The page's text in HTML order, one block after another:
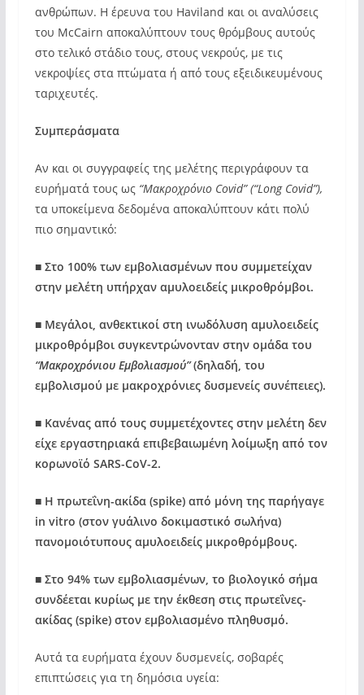
ανθρώπων. Η έρευνα του Haviland και οι αναλύσεις
του McCairn αποκαλύπτουν τους θρόμβους αυτούς
στο τελικό στάδιο τους, στους νεκρούς, με τις
νεκροψίες στα πτώματα ή από τους εξειδικευμένους
ταριχευτές.
Συμπεράσματα
Αν και οι συγγραφείς της μελέτης περιγράφουν τα
ευρήματά τους ως “Μακροχρόνιο Covid” (“Long Covid”),
τα υποκείμενα δεδομένα αποκαλύπτουν κάτι πολύ
πιο σημαντικό:
■ Στο 100% των εμβολιασμένων που συμμετείχαν
στην μελέτη υπήρχαν αμυλοειδείς μικροθρόμβοι.
■ Μεγάλοι, ανθεκτικοί στη ινωδόλυση αμυλοειδείς
μικροθρόμβοι συγκεντρώνονταν στην ομάδα του
“Μακροχρόνιου Εμβολιασμού”(δηλαδή, του
εμβολισμού με μακροχρόνιες δυσμενείς συνέπειες).
■ Κανένας από τους συμμετέχοντες στην μελέτη δεν
είχε εργαστηριακά επιβεβαιωμένη λοίμωξη από τον
κορωνοϊό SARS-CoV-2.
■ Η πρωτεΐνη-ακίδα (spike) από μόνη της παρήγαγε
in vitro (στον γυάλινο δοκιμαστικό σωλήνα)
πανομοιότυπους αμυλοειδείς μικροθρόμβους.
■ Στο 94% των εμβολιασμένων, το βιολογικό σήμα
συνδέεται κυρίως με την έκθεση στις πρωτεΐνες-
ακίδας (spike) στον εμβολιασμένο πληθυσμό.
Αυτά τα ευρήματα έχουν δυσμενείς, σοβαρές
επιπτώσεις για τη δημόσια υγεία: